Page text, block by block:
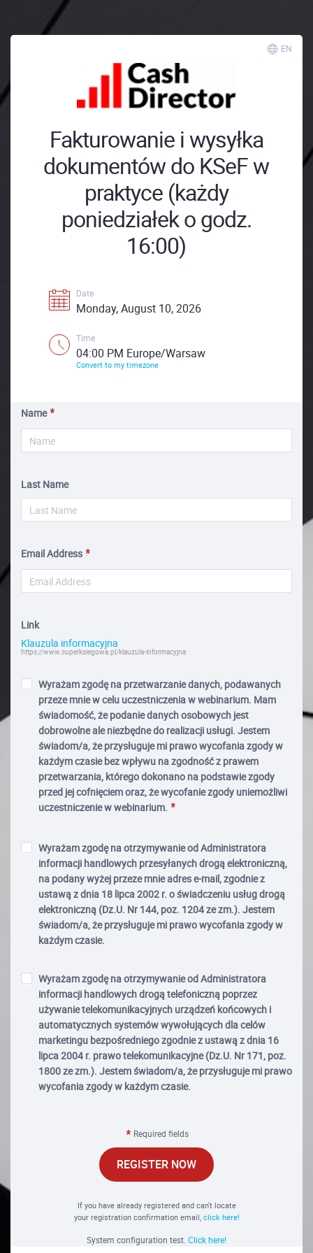
EN
Fakturowanie i wysyłka
dokumentów do KSeF w
praktyce (każdy
poniedziałek o godz.
16:00)
Date
Monday, August 10, 2026
Time
04:00 PM Europe/Warsaw
Convert to my timezone
Name
Last Name
Email Address
Link
Klauzula informacyjna
https://www.superksiegowa.pl/klauzula-informacyjna
Wyrażam zgodę na przetwarzanie danych, podawanych
przeze mnie w celu uczestniczenia w webinarium. Mam
świadomość, że podanie danych osobowych jest
dobrowolne ale niezbędne do realizacji usługi. Jestem
świadom/a, że przysługuje mi prawo wycofania zgody w
każdym czasie bez wpływu na zgodność z prawem
przetwarzania, którego dokonano na podstawie zgody
przed jej cofnięciem oraz, że wycofanie zgody uniemożliwi
uczestniczenie w webinarium.
Wyrażam zgodę na otrzymywanie od Administratora
informacji handlowych przesyłanych drogą elektroniczną,
na podany wyżej przeze mnie adres e-mail, zgodnie z
ustawą z dnia 18 lipca 2002 r. o świadczeniu usług drogą
elektroniczną (Dz.U. Nr 144, poz. 1204 ze zm.). Jestem
świadom/a, że przysługuje mi prawo wycofania zgody w
każdym czasie.
Wyrażam zgodę na otrzymywanie od Administratora
informacji handlowych drogą telefoniczną poprzez
używanie telekomunikacyjnych urządzeń końcowych i
automatycznych systemów wywołujących dla celów
marketingu bezpośredniego zgodnie z ustawą z dnia 16
lipca 2004 r. prawo telekomunikacyjne (Dz.U. Nr 171, poz.
1800 ze zm.). Jestem świadom/a, że przysługuje mi prawo
wycofania zgody w każdym czasie.
Required fields
REGISTER NOW
If you have already registered and can't locate
your registration confirmation email, click here!
System configuration test. Click here!